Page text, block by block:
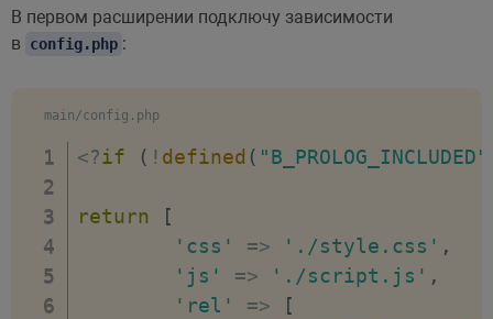
В первом расширении подключу зависимости
в config.php :
main/config.php
<?if ( ! defined ( "B_PROLOG_INCLUDED"
return
[
'css'
=> './style.css' ,
'js'
=> './script.js' ,
'rel'
=>
[